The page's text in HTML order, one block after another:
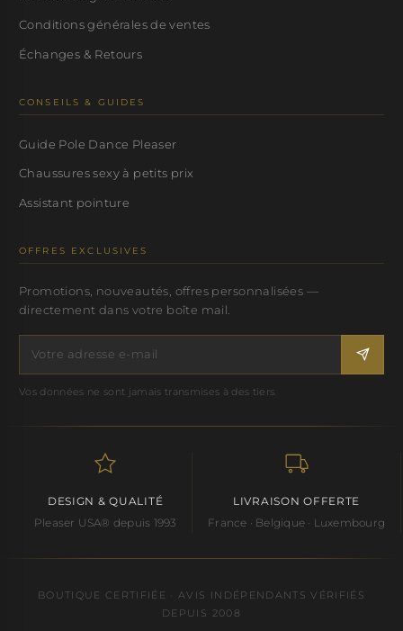
Conditions générales de ventes
Échanges & Retours
CONSEILS & GUIDES
Guide Pole Dance Pleaser
Chaussures sexy à petits prix
Assistant pointure
OFFRES EXCLUSIVES
Promotions, nouveautés, offres personnalisées —
directement dans votre boîte mail.
Vos données ne sont jamais transmises à des tiers.
DESIGN & QUALITÉ
Pleaser USA® depuis 1993
LIVRAISON OFFERTE
France · Belgique · Luxembourg
BOUTIQUE CERTIFIÉE · AVIS INDÉPENDANTS VÉRIFIÉS
DEPUIS 2008